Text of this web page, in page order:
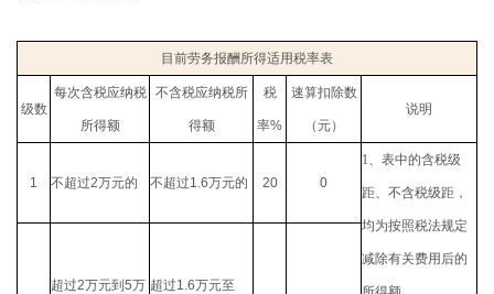
目前劳务报酬所得适用税率表
级数
每次含税应纳税
所得额
不含税应纳税所
得额
税
率%
速算扣除数
（元）
说明
1 不超过2万元的 不超过1.6万元的 20 0
1 、表中的含税级
距、不含税级距，
均为按照税法规定
减除有关费用后的
超过2万元到5万 超过1.6万元至